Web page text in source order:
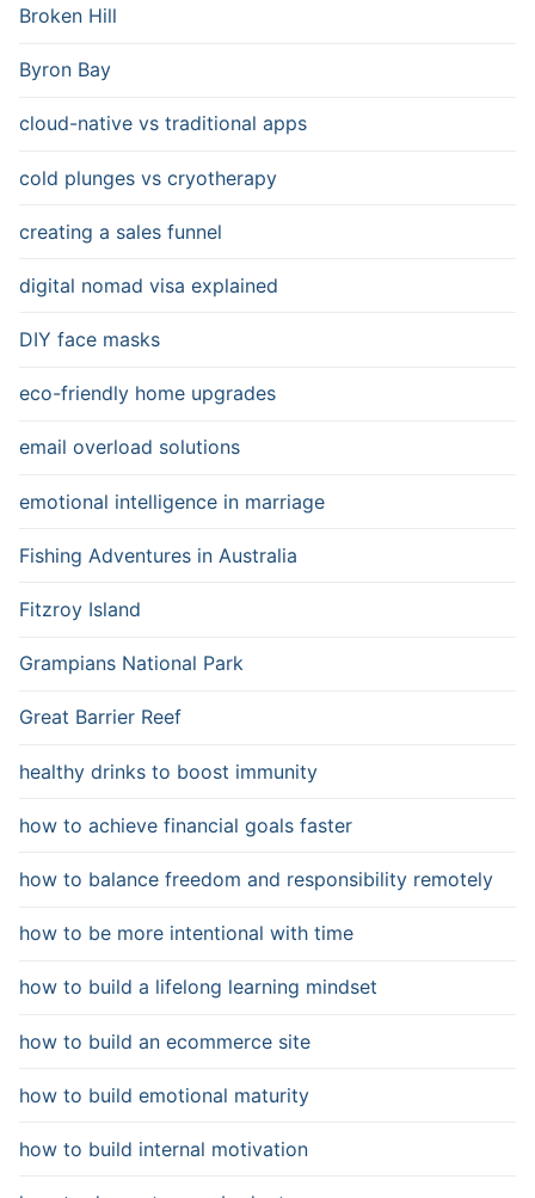
Broken Hill
Byron Bay
cloud-native vs traditional apps
cold plunges vs cryotherapy
creating a sales funnel
digital nomad visa explained
DIY face masks
eco-friendly home upgrades
email overload solutions
emotional intelligence in marriage
Fishing Adventures in Australia
Fitzroy Island
Grampians National Park
Great Barrier Reef
healthy drinks to boost immunity
how to achieve financial goals faster
how to balance freedom and responsibility remotely
how to be more intentional with time
how to build a lifelong learning mindset
how to build an ecommerce site
how to build emotional maturity
how to build internal motivation